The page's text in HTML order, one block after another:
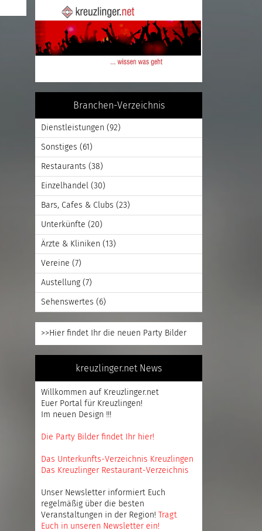
Branchen-Verzeichnis
Dienstleistungen (92)
Sonstiges (61)
Restaurants (38)
Einzelhandel (30)
Bars, Cafes & Clubs (23)
Unterkünfte (20)
Ärzte & Kliniken (13)
Vereine (7)
Austellung (7)
Sehenswertes (6)
>>Hier findet Ihr die neuen Party Bilder
kreuzlinger.net News
Willkommen auf Kreuzlinger.net
Euer Portal für Kreuzlingen!
Im neuen Design !!!
Die Party Bilder findet Ihr hier!
Das Unterkunfts-Verzeichnis Kreuzlingen
Das Kreuzlinger Restaurant-Verzeichnis
Unser Newsletter informiert Euch
regelmäßig über die besten
Veranstaltungen in der Region! Tragt
Euch in unseren Newsletter ein!